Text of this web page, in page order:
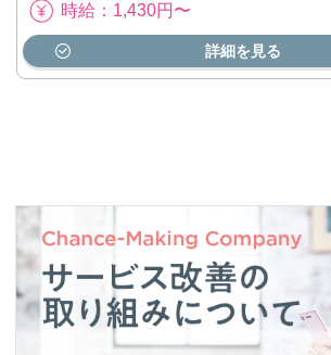
時給：1,430円〜
詳細を見る